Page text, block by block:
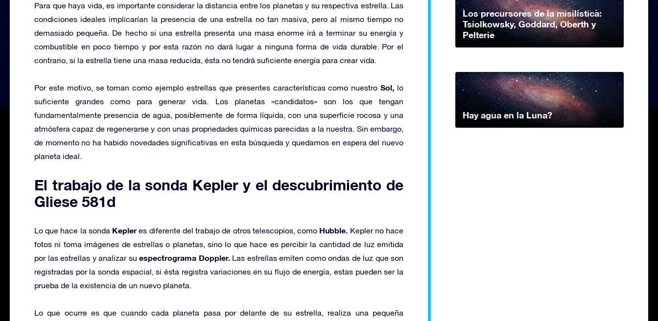
Para que haya vida, es importante considerar la distancia entre los planetas y su respectiva estrella. Las
condiciones ideales implicarían la presencia de una estrella no tan masiva, pero al mismo tiempo no
demasiado pequeña. De hecho si una estrella presenta una masa enorme irá a terminar su energía y
combustible en poco tiempo y por esta razón no dará lugar a ninguna forma de vida durable. Por el
contrario, si la estrella tiene una masa reducida, ésta no tendrá suficiente energía para crear vida.
Por este motivo, se toman como ejemplo estrellas que presentes características como nuestro Sol, lo
suficiente grandes como para generar vida. Los planetas «candidatos» son los que tengan
fundamentalmente presencia de agua, posiblemente de forma líquida, con una superficie rocosa y una
atmósfera capaz de regenerarse y con unas propriedades químicas parecidas a la nuestra. Sin embargo,
de momento no ha habido novedades significativas en esta búsqueda y quedamos en espera del nuevo
planeta ideal.
El trabajo de la sonda Kepler y el descubrimiento de
Gliese 581d
Lo que hace la sonda Kepleres diferente del trabajo de otros telescopios, como Hubble. Kepler no hace
fotos ni toma imágenes de estrellas o planetas, sino lo que hace es percibir la cantidad de luz emitida
por las estrellas y analizar su espectrograma Doppler.Las estrellas emiten como ondas de luz que son
registradas por la sonda espacial, si ésta registra variaciones en su flujo de energía, estas pueden ser la
prueba de la existencia de un nuevo planeta.
Lo que ocurre es que cuando cada planeta pasa por delante de su estrella, realiza una pequeña
Los precursores de la misilística:
Tsiolkowsky, Goddard, Oberth y
Pelterie
Hay agua en la Luna?